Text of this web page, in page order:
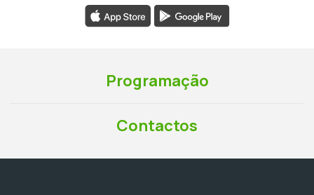
Programação
Contactos